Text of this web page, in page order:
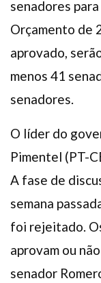
senadores
Orçamento de
aprovado,
menos 41
senadores.
O líder do
Pimentel (PT-
A fase de
semana
foi rejeitado.
aprovam ou
senador